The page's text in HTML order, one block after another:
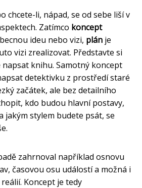
chcete-li, nápad, se od sebe liší v
Zatímco koncept
ideu nebo vizi, plán je
vizi zrealizovat. Představte si
napsat knihu. Samotný koncept
detektivku z prostředí staré
začátek, ale bez detailního
kdo budou hlavní postavy,
jakým stylem budete psát, se
zahrnoval například osnovu
časovou osu událostí a možná i
Koncept je tedy